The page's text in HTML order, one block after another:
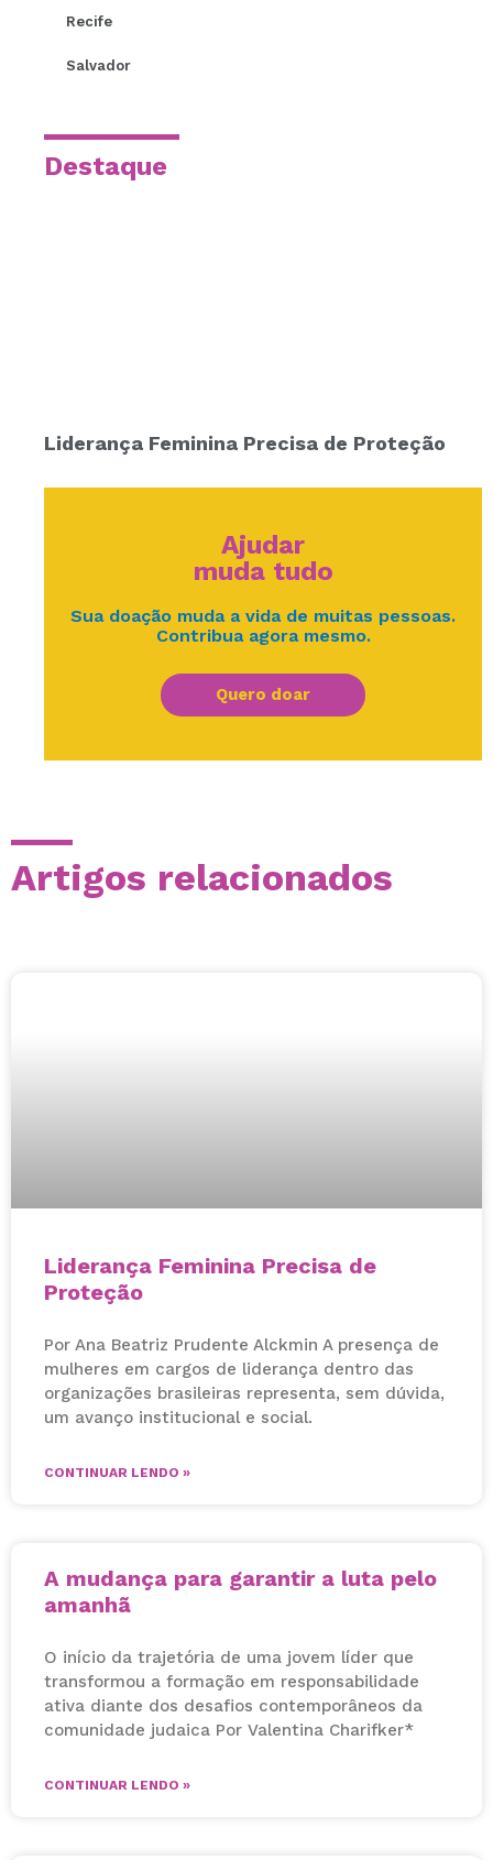
Recife
Salvador
Destaque
Liderança Feminina Precisa de Proteção
Ajudar
muda tudo
Sua doação muda a vida de muitas pessoas.
Contribua agora mesmo.
Quero doar
Artigos relacionados
Liderança Feminina Precisa de
Proteção
Por Ana Beatriz Prudente Alckmin A presença de
mulheres em cargos de liderança dentro das
organizações brasileiras representa, sem dúvida,
um avanço institucional e social.
CONTINUAR LENDO »
A mudança para garantir a luta pelo
amanhã
O início da trajetória de uma jovem líder que
transformou a formação em responsabilidade
ativa diante dos desafios contemporâneos da
comunidade judaica Por Valentina Charifker*
CONTINUAR LENDO »